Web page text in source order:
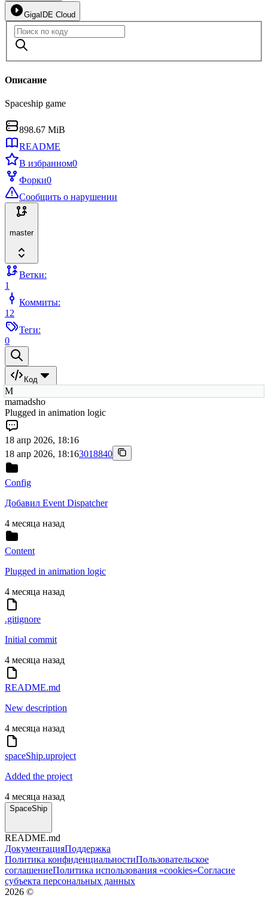
GigaIDE Cloud
Описание
Spaceship game
898.67 MiB
README
В избранном0
Форки0
Сообщить о нарушении
master
Ветки:
1
Коммиты:
12
Теги:
0
Код
M
mamadsho
Plugged in animation logic
18 апр 2026, 18:16
18 апр 2026, 18:163018840
Config
Добавил Event Dispatcher
4 месяца назад
Content
Plugged in animation logic
4 месяца назад
.gitignore
Initial commit
4 месяца назад
README.md
New description
4 месяца назад
spaceShip.uproject
Added the project
4 месяца назад
SpaceShip
README.md
ДокументацияПоддержка
Политика конфиденциальностиПользовательское
соглашениеПолитика использования «cookies»Согласие
субъекта персональных данных
2026 ©